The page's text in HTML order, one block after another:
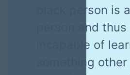
black person is
person and thus
incapable of
something